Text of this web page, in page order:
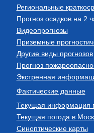
Региональные
Прогноз осадков на 2
Видеопрогнозы
Приземные
Другие виды прогнозов
Прогноз
Экстренная
Фактические данные
Текущая информация
Текущая погода в
Синоптические карты